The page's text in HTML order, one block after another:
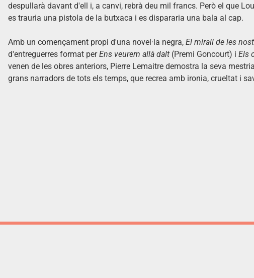
despullarà davant d'ell i, a canvi, rebrà deu mil francs. Però el que
es trauria una pistola de la butxaca i es dispararia una bala al cap.
Amb un començament propi d'una novel·la negra, El mirall de les
d'entreguerres format perEns veurem allà dalt (Premi Goncourt) i Els
venen de les obres anteriors, Pierre Lemaitre demostra la seva
grans narradors de tots els temps, que recrea amb ironia, crueltat i